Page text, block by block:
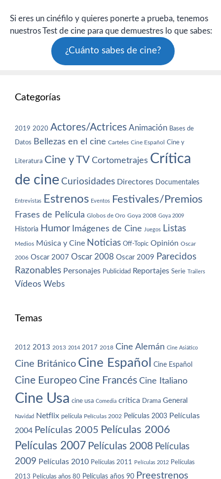
Si eres un cinéfilo y quieres ponerte a prueba, tenemos
nuestros Test de cine para que demuestres lo que sabes:
¿Cuánto sabes de cine?
Categorías
2019 2020 Actores/Actrices Animación Bases de
Datos Bellezas en el cine Carteles Cine Español Cine y
Literatura Cine y TV Cortometrajes Crítica
de cine Curiosidades Directores Documentales
Entrevistas Estrenos Eventos Festivales/Premios
Frases de Película Globos de Oro Goya 2008 Goya 2009
Historia Humor Imágenes de Cine Juegos Listas
Medios Música y Cine Noticias Off-Topic Opinión Oscar
2006 Oscar 2007 Oscar 2008 Oscar 2009 Parecidos
Razonables Personajes Publicidad Reportajes Serie Trailers
Vídeos Webs
Temas
2012 2013 2013 2014 2017 2018 Cine Alemán Cine Asiático
Cine Británico Cine Español Cine Español
Cine Europeo Cine Francés Cine Italiano
Cine Usa cine usa Comedia crítica Drama General
Navidad Netflix película Películas 2002 Películas 2003 Películas
2004 Películas 2005 Películas 2006
Películas 2007 Películas 2008 Películas
2009 Películas 2010 Películas 2011 Películas 2012 Películas
2013 Películas años 80 Películas años 90 Preestrenos